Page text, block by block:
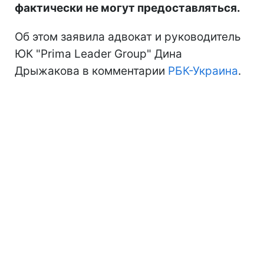
фактически не могут предоставляться.
Об этом заявила адвокат и руководитель
ЮК "Prima Leader Group" Дина
Дрыжакова в комментарии РБК-Украина.